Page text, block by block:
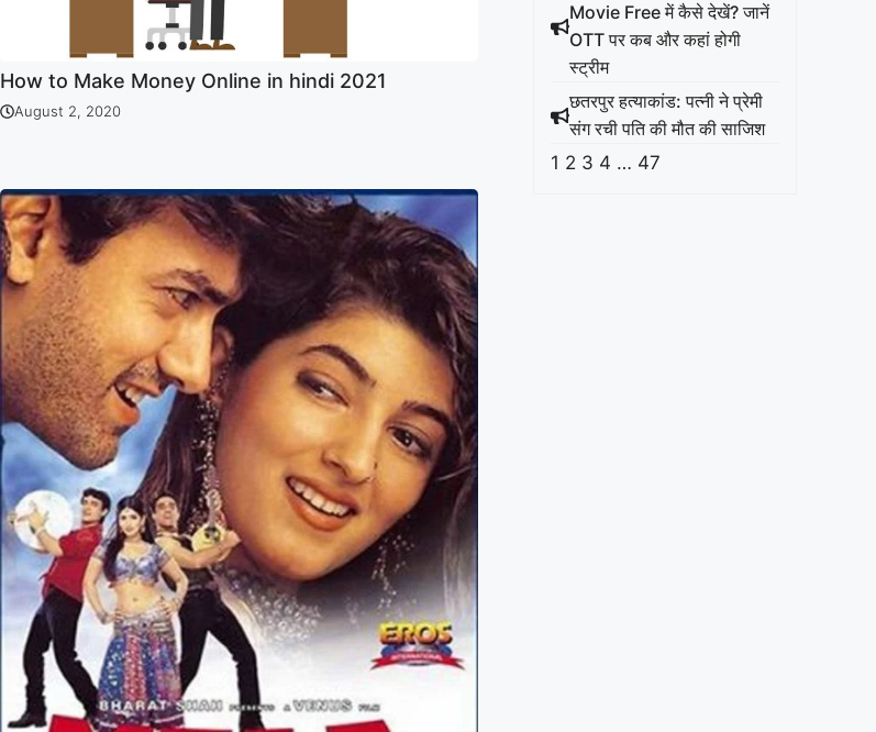
How to Make Money Online in hindi 2021
August 2, 2020
Movie Free में कैसे देखें? जानें
OTT पर कब और कहां होगी
स्ट्रीम
छतरपुर हत्याकांड: पत्नी ने प्रेमी
संग रची पति की मौत की साजिश
1 2 3 4 … 47